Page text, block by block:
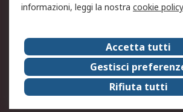
Chi Siamo
Chi Siamo
Supporto
ESG
Carriere
RS
Press Centre
informazioni, leggi la nostra cookie policy
Accetta tutti
Gestisci
Rifiuta tutti